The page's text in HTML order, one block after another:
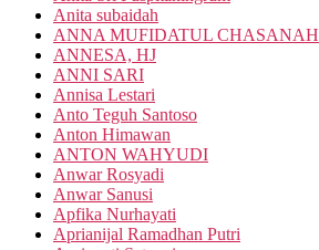
Anita subaidah
ANNA MUFIDATUL CHASANAH
ANNESA, HJ
ANNI SARI
Annisa Lestari
Anto Teguh Santoso
Anton Himawan
ANTON WAHYUDI
Anwar Rosyadi
Anwar Sanusi
Apfika Nurhayati
Aprianijal Ramadhan Putri